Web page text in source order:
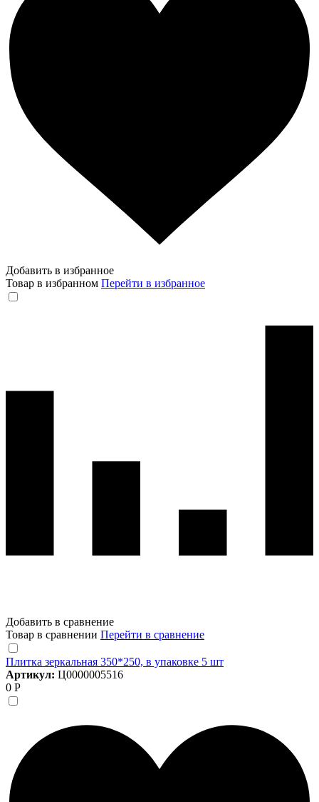
Добавить в избранное
Товар в избранном Перейти в избранное
Добавить в сравнение
Товар в сравнении Перейти в сравнение
Плитка зеркальная 350*250, в упаковке 5 шт
Артикул: Ц0000005516
0 Р